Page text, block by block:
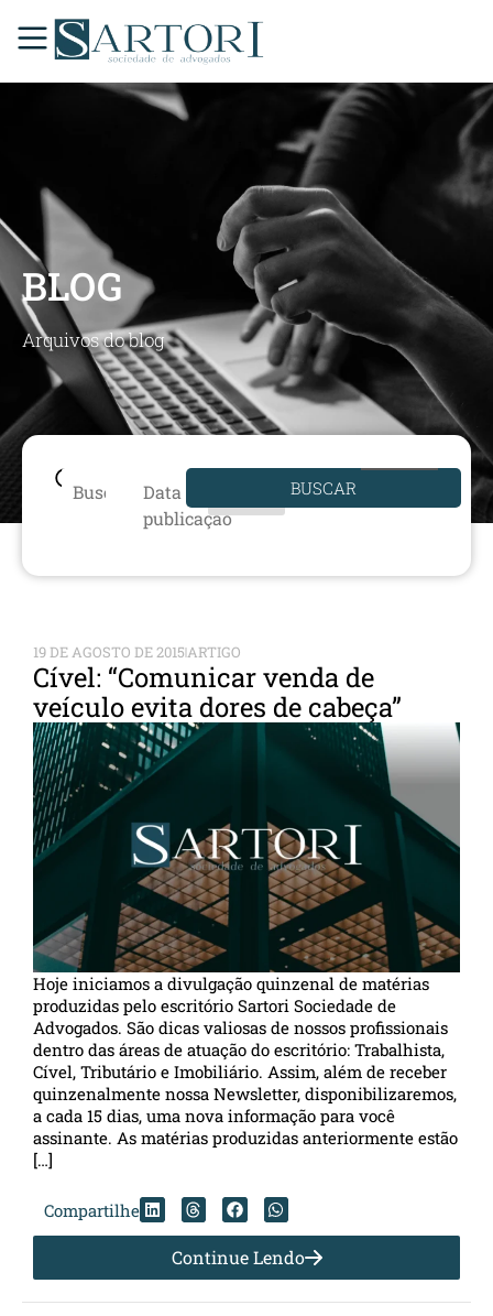
BLOG
Arquivos do blog
Data de
publicação
BUSCAR
19 DE AGOSTO DE 2015ARTIGO
Cível: “Comunicar venda de
veículo evita dores de cabeça”
Hoje iniciamos a divulgação quinzenal de matérias
produzidas pelo escritório Sartori Sociedade de
Advogados. São dicas valiosas de nossos profissionais
dentro das áreas de atuação do escritório: Trabalhista,
Cível, Tributário e Imobiliário. Assim, além de receber
quinzenalmente nossa Newsletter, disponibilizaremos,
a cada 15 dias, uma nova informação para você
assinante. As matérias produzidas anteriormente estão
[…]
Compartilhe
Continue Lendo